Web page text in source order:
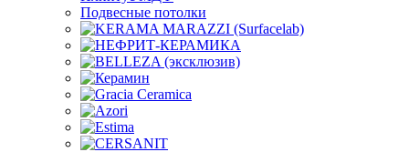
Подвесные потолки